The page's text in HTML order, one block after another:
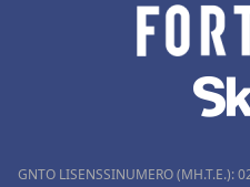
GNTO LISENSSINUMERO (MH.T.E.):